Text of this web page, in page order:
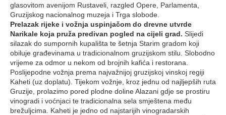
glasovitom avenijom Rustaveli, razgled Opere, Parlamenta,
Gruzijskog nacionalnog muzeja i Trga slobode.
Prelazak rijeke i vožnja uspinjačom do drevne utvrde
Narikale koja pruža predivan pogled na cijeli grad. Slijedi
silazak do sumpornih kupališta te šetnja Starim gradom koji
obiluje građevinama u tradicionalnom gruzijskom stilu. Slobodno
vrijeme za odmor u nekom od brojnih kafića i restorana.
Poslijepodne vožnja prema najvažnijoj gruzijskoj vinskoj regiji
Kaheti (uz doplatu). Tijekom vožnje, kroz jednu od najljepših ruta
Gruzije, prolazimo pored plodne doline Alazani gdje se prostiru
vinogradi i voćnjaci te tradicionalna sela smještena među
brežuljcima. Kaheti je jedno od najstarijih vinogradarskih